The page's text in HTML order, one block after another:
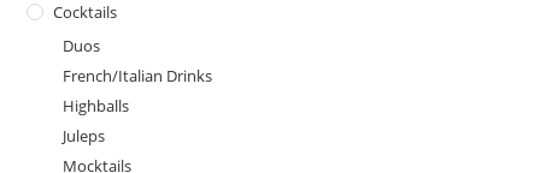
Cocktails
Duos
French/Italian Drinks
Highballs
Juleps
Mocktails